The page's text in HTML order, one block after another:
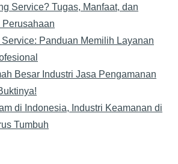
Service? Tugas, Manfaat, dan
Perusahaan
Panduan Memilih Layanan
Besar Industri Jasa Pengamanan
di Indonesia, Industri Keamanan di
Tumbuh